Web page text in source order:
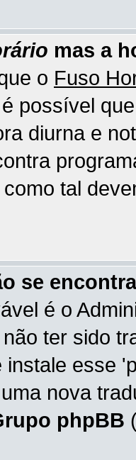
mas a
o Fuso
possível
diurna e
tal
se
é o
ter sido
instale esse
nova
phpBB